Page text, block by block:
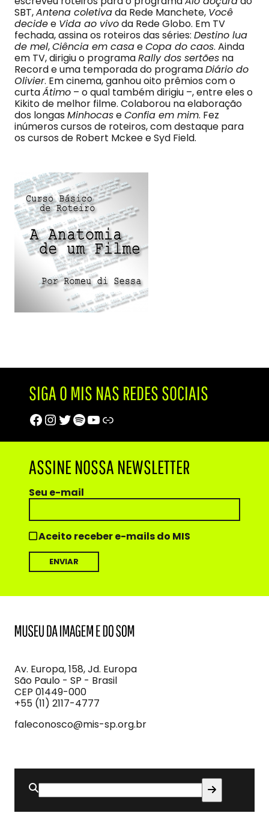
SBT,Antena coletivada Rede Manchete, Você
decidee Vida ao vivoda Rede Globo. Em TV
fechada, assina os roteiros das séries: Destino lua
de mel,Ciência em casaeCopa do caos. Ainda
em TV, dirigiu o programaRally dos sertões na
Record e uma temporada do programaDiário do
Olivier. Em cinema, ganhou oito prêmios com o
curtaÁtimo – o qual também dirigiu –, entre eles o
Kikito de melhor filme. Colaborou na elaboração
dos longasMinhocaseConfia em mim. Fez
inúmeros cursos de roteiros, com destaque para
os cursos de Robert Mckee e Syd Field.
SIGA O MIS NAS REDES SOCIAIS
Facebook
Instagram
Twitter
Spotify
Youtube
Trip Advisor
ASSINE NOSSA NEWSLETTER
Seu e-mail
Aceito receber e-mails do MIS
Imagem
e
do
Som
Av. Europa, 158, Jd. Europa
São Paulo - SP - Brasil
CEP 01449-000
+55 (11) 2117-4777
faleconosco@mis-sp.org.br
Buscar
por: